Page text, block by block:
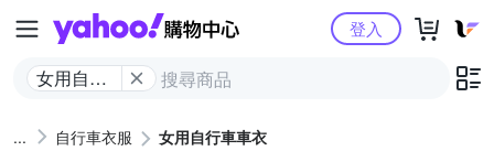
Yahoo購物中心
女用自行
登入
自行車衣服 女用自行車車衣